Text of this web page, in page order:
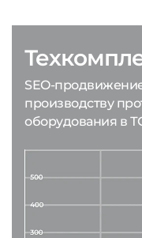
SEO-
производству
оборудования в